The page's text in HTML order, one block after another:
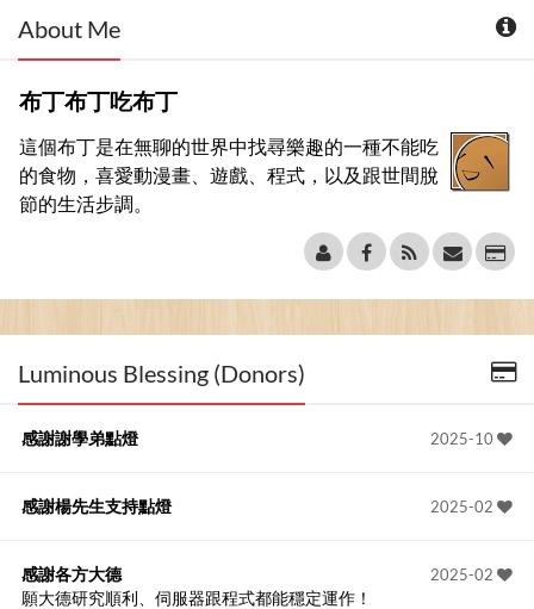
About Me
布丁布丁吃布丁
這個布丁是在無聊的世界中找尋樂趣的一種不能吃
的食物，喜愛動漫畫、遊戲、程式，以及跟世間脫
節的生活步調。
Luminous Blessing (Donors)
2025-10
感謝謝學弟點燈
2025-02
感謝楊先生支持點燈
2025-02
感謝各方大德
願大德研究順利、伺服器跟程式都能穩定運作！